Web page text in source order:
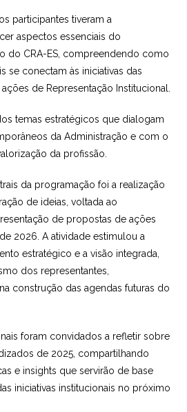
participantes tiveram a
aspectos essenciais do
do CRA-ES, compreendendo como
se conectam às iniciativas das
ações de Representação Institucional.
temas estratégicos que dialogam
da Administração e com o
da profissão.
da programação foi a realização
de ideias, voltada ao
de propostas de ações
2026. A atividade estimulou a
estratégico e a visão integrada,
dos representantes,
construção das agendas futuras do
foram convidados a refletir sobre
de 2025, compartilhando
e insights que servirão de base
iniciativas institucionais no próximo